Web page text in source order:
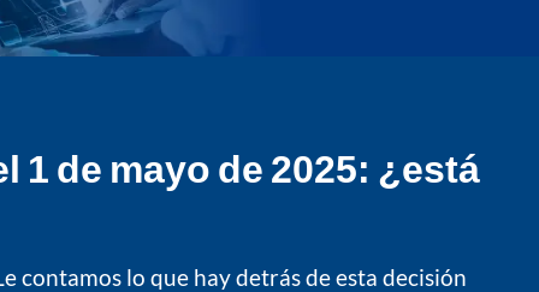
de mayo de 2025: ¿está
contamos lo que hay detrás de esta decisión